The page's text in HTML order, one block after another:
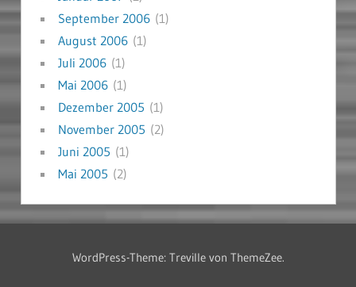
September 2006(1)
August 2006(1)
Juli 2006(1)
Mai 2006(1)
Dezember 2005 (1)
November 2005 (2)
Juni 2005 (1)
Mai 2005 (2)
WordPress-Theme: Treville von ThemeZee.